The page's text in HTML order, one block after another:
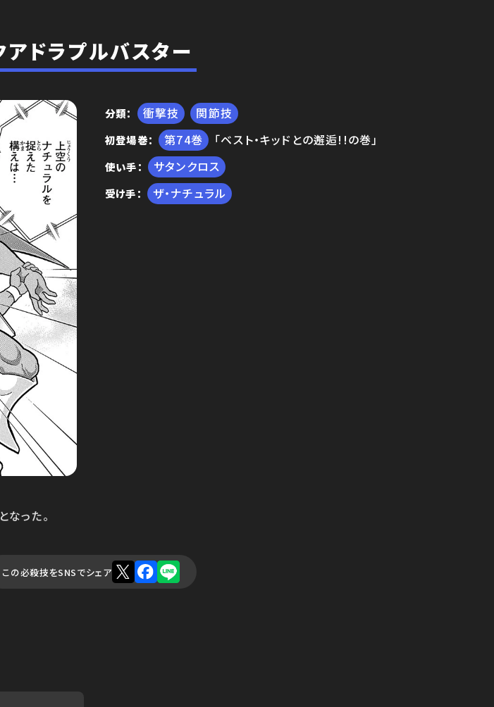
アドラプルバスター
分類 衝撃技 関節技
初登場巻 74 「ベスト・キッドとの邂逅!!の巻」
使い手 サタンクロス
受け手 ザ・ナチュラル
った。
この必殺技をSNSでシェア